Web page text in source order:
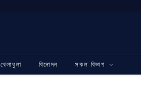
খেলাধুলা বিনোদন সকল বিভাগ